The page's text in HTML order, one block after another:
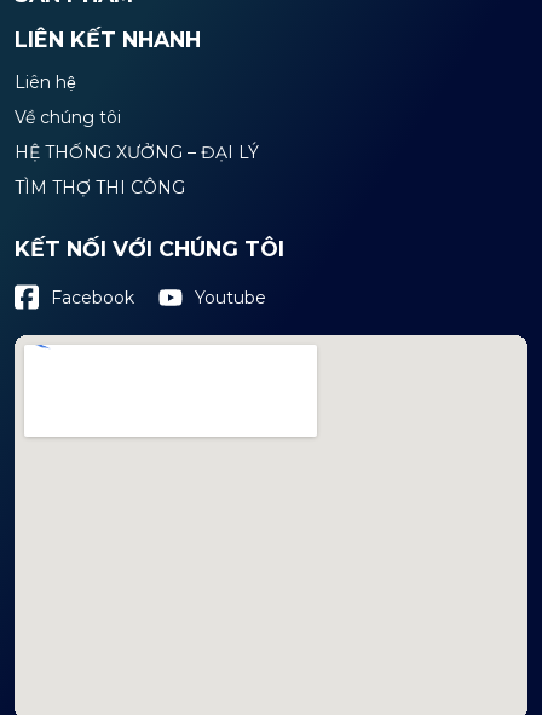
LIÊN KẾT NHANH
Liên hệ
Về chúng tôi
HỆ THỐNG XƯỞNG – ĐẠI LÝ
TÌM THỢ THI CÔNG
KẾT NỐI VỚI CHÚNG TÔI
Facebook Youtube